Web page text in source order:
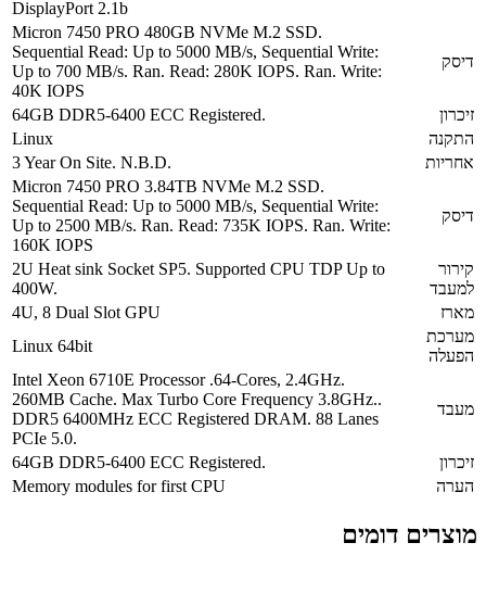
DisplayPort 2.1b
דיסק
Micron 7450 PRO 480GB NVMe M.2 SSD.
Sequential Read: Up to 5000 MB/s, Sequential Write:
Up to 700 MB/s. Ran. Read: 280K IOPS. Ran. Write:
40K IOPS
זיכרון
64GB DDR5-6400 ECC Registered.
התקנה
Linux
אחריות
3 Year On Site. N.B.D.
דיסק
Micron 7450 PRO 3.84TB NVMe M.2 SSD.
Sequential Read: Up to 5000 MB/s, Sequential Write:
Up to 2500 MB/s. Ran. Read: 735K IOPS. Ran. Write:
160K IOPS
קירור
למעבד
2U Heat sink Socket SP5. Supported CPU TDP Up to
400W.
מארז
4U, 8 Dual Slot GPU
מערכת
הפעלה
Linux 64bit
מעבד
Intel Xeon 6710E Processor .64-Cores, 2.4GHz.
260MB Cache. Max Turbo Core Frequency 3.8GHz..
DDR5 6400MHz ECC Registered DRAM. 88 Lanes
PCIe 5.0.
זיכרון
64GB DDR5-6400 ECC Registered.
הערה
Memory modules for first CPU
מוצרים דומים